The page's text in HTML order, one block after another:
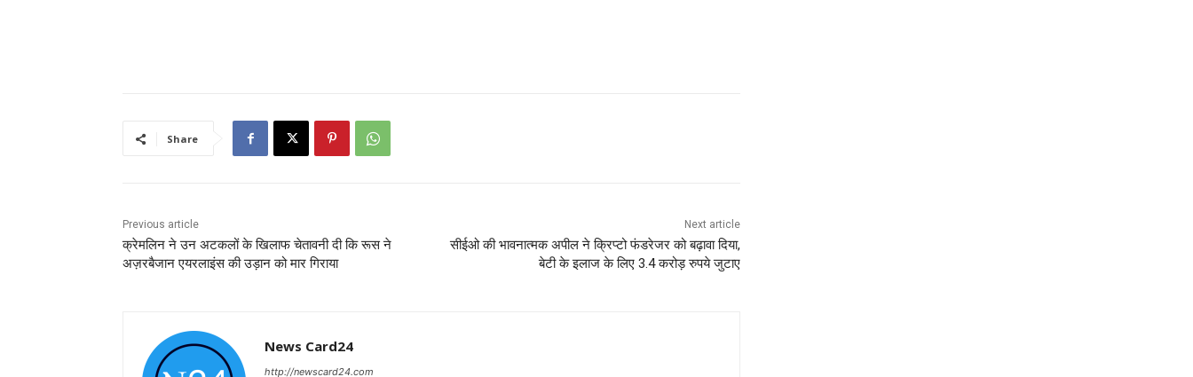
Share
Previous article
क्रेमलिन ने उन अटकलों के खिलाफ चेतावनी दी कि रूस ने
अज़रबैजान एयरलाइंस की उड़ान को मार गिराया
Next article
सीईओ की भावनात्मक अपील ने क्रिप्टो फंडरेजर को बढ़ावा दिया,
बेटी के इलाज के लिए 3.4 करोड़ रुपये जुटाए
News Card24
http://newscard24.com